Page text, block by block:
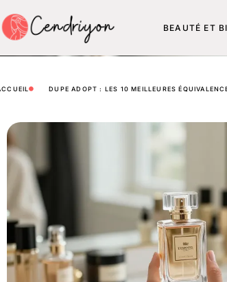
BEAUTÉ ET
DUPE ADOPT : LES 10 MEILLEURES